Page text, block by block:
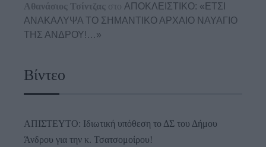
Αθανάσιος Τσίντζας στο ΑΠΟΚΛΕΙΣΤΙΚΟ: «ΕΤΣΙ
ΑΝΑΚΑΛΥΨΑ ΤΟ ΣΗΜΑΝΤΙΚΟ ΑΡΧΑΙΟ ΝΑΥΑΓΙΟ
ΤΗΣ ΑΝΔΡΟΥ!…»
Βίντεο
ΑΠΙΣΤΕΥΤΟ: Ιδιωτική υπόθεση το ΔΣ του Δήμου
Άνδρου για την κ. Τσατσομοίρου!